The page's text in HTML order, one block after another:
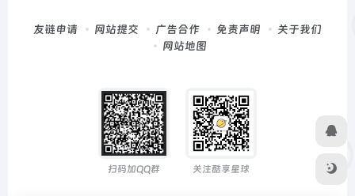
友链申请 网站提交 广告合作 免责声明
关于我们
网站地图
扫码加QQ群 关注酷享星球